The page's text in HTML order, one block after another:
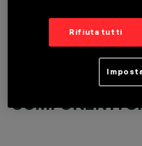
COMPONENTI
Rifiuta tutti